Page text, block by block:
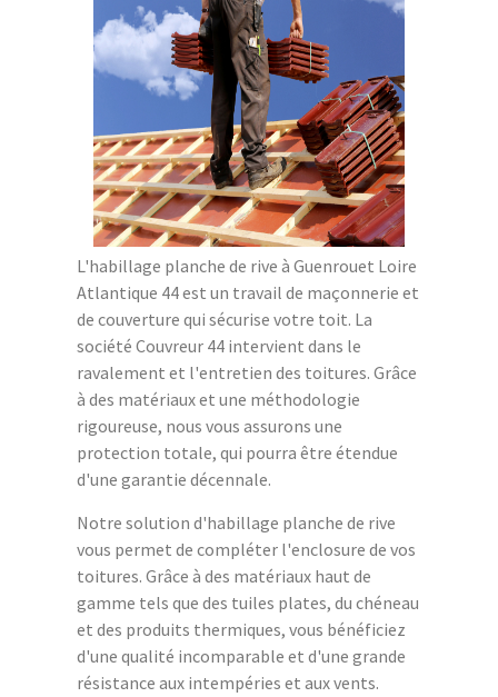
L'habillage planche de rive à Guenrouet Loire
Atlantique 44 est un travail de maçonnerie et
de couverture qui sécurise votre toit. La
société Couvreur 44 intervient dans le
ravalement et l'entretien des toitures. Grâce
à des matériaux et une méthodologie
rigoureuse, nous vous assurons une
protection totale, qui pourra être étendue
d'une garantie décennale.
Notre solution d'habillage planche de rive
vous permet de compléter l'enclosure de vos
toitures. Grâce à des matériaux haut de
gamme tels que des tuiles plates, du chéneau
et des produits thermiques, vous bénéficiez
d'une qualité incomparable et d'une grande
résistance aux intempéries et aux vents.